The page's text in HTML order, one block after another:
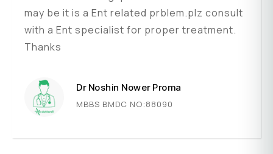
may be it is a Ent related prblem.plz consult
with a Ent specialist for proper treatment.
Thanks
Dr Noshin Nower Proma
MBBS BMDC NO:88090